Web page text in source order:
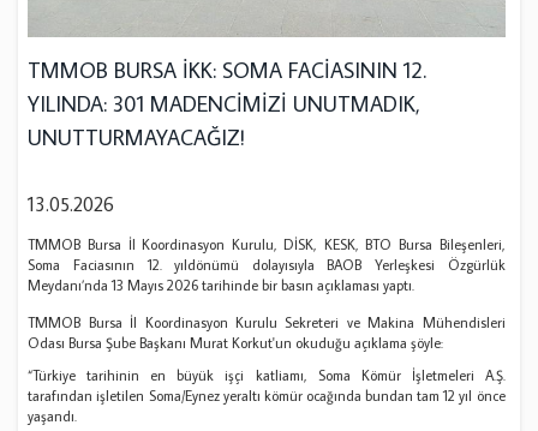
TMMOB BURSA İKK: SOMA FACİASININ 12.
YILINDA: 301 MADENCİMİZİ UNUTMADIK,
UNUTTURMAYACAĞIZ!
13.05.2026
TMMOB Bursa İl Koordinasyon Kurulu, DİSK, KESK, BTO Bursa Bileşenleri,
Soma Faciasının 12. yıldönümü dolayısıyla BAOB Yerleşkesi Özgürlük
Meydanı’nda 13 Mayıs 2026 tarihinde bir basın açıklaması yaptı.
TMMOB Bursa İl Koordinasyon Kurulu Sekreteri ve Makina Mühendisleri
Odası Bursa Şube Başkanı Murat Korkut'un okuduğu açıklama şöyle:
“Türkiye tarihinin en büyük işçi katliamı, Soma Kömür İşletmeleri A.Ş.
tarafından işletilen Soma/Eynez yeraltı kömür ocağında bundan tam 12 yıl önce
yaşandı.